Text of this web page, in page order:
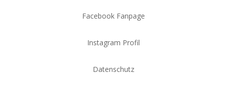
Facebook Fanpage
Instagram Profil
Datenschutz